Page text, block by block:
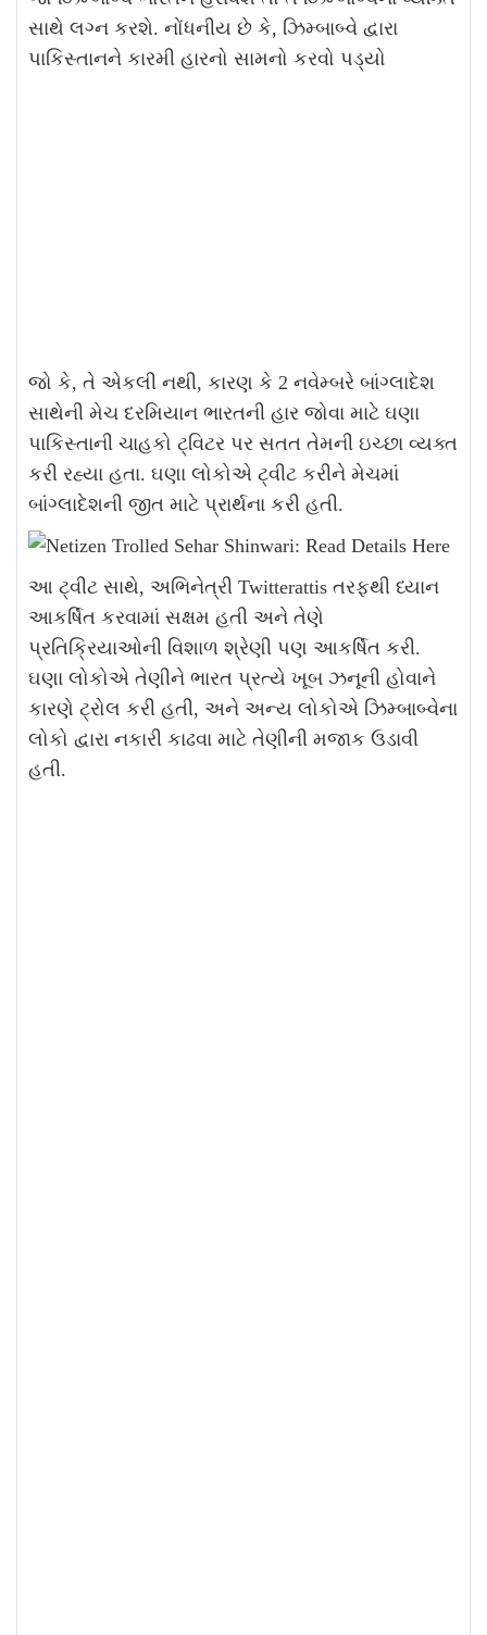
સાથે લગ્ન કરશે. નોંધનીય છે કે, ઝિમ્બાબ્વે દ્વારા
પાકિસ્તાનને કારમી હારનો સામનો કરવો પડ્યો
જો કે, તે એકલી નથી, કારણ કે 2 નવેમ્બરે બાંગ્લાદેશ
સાથેની મેચ દરમિયાન ભારતની હાર જોવા માટે ઘણા
પાકિસ્તાની ચાહકો ટ્વિટર પર સતત તેમની ઇચ્છા વ્યક્ત
કરી રહ્યા હતા. ઘણા લોકોએ ટ્વીટ કરીને મેચમાં
બાંગ્લાદેશની જીત માટે પ્રાર્થના કરી હતી.
આ ટ્વીટ સાથે, અભિનેત્રી Twitterattis તરફથી ધ્યાન
આકર્ષિત કરવામાં સક્ષમ હતી અને તેણે
પ્રતિક્રિયાઓની વિશાળ શ્રેણી પણ આકર્ષિત કરી.
ઘણા લોકોએ તેણીને ભારત પ્રત્યે ખૂબ ઝનૂની હોવાને
કારણે ટ્રોલ કરી હતી, અને અન્ય લોકોએ ઝિમ્બાબ્વેના
લોકો દ્વારા નકારી કાઢવા માટે તેણીની મજાક ઉડાવી
હતી.